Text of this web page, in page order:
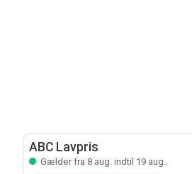
ABC Lavpris
Gælder fra 8 aug. indtil 19 aug.